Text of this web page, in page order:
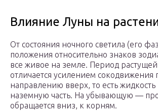
Влияние Луны на
От состояния ночного светила (его
положения относительно знаков
все живое на земле. Период
отличается усилением сокодвижения
направлению вверх, то есть жидкость
наземную часть. На убывающую —
обращается вниз, к корням.